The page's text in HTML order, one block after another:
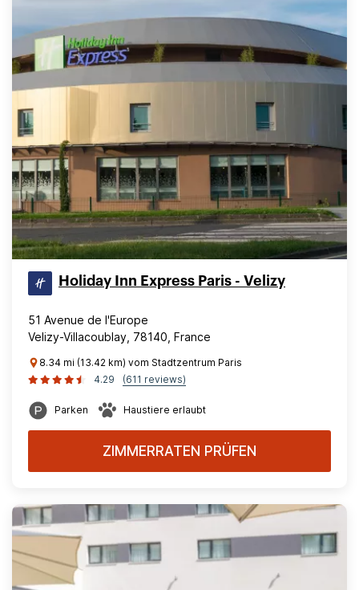
Holiday Inn Express Paris - Velizy
51 Avenue de l'Europe
Velizy-Villacoublay, 78140, France
8.34 mi (13.42 km) vom Stadtzentrum Paris
4.29
(611 reviews)
Parken Haustiere erlaubt
ZIMMERRATEN PRÜFEN